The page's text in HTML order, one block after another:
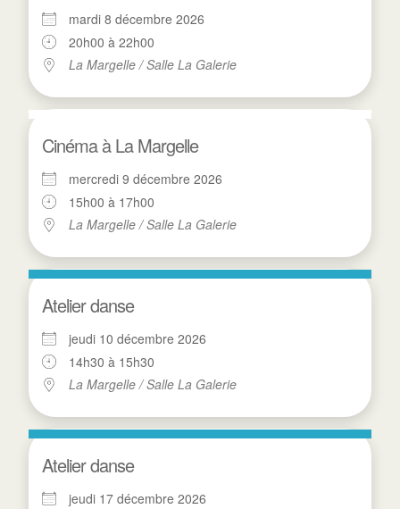
mardi 8 décembre 2026
20h00 à 22h00
La Margelle / Salle La Galerie
Cinéma à La Margelle
mercredi 9 décembre 2026
15h00 à 17h00
La Margelle / Salle La Galerie
Atelier danse
jeudi 10 décembre 2026
14h30 à 15h30
La Margelle / Salle La Galerie
Atelier danse
jeudi 17 décembre 2026